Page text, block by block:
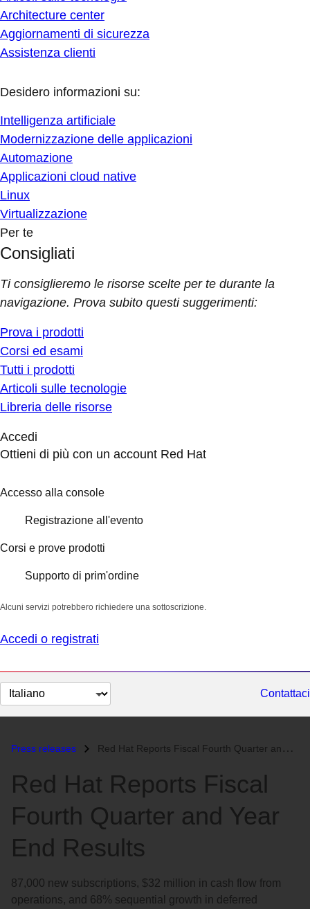
Architecture center
Aggiornamenti di sicurezza
Assistenza clienti
Desidero informazioni su:
Intelligenza artificiale
Modernizzazione delle applicazioni
Automazione
Applicazioni cloud native
Linux
Virtualizzazione
Per te
Consigliati
Ti consiglieremo le risorse scelte per te durante la
navigazione. Prova subito questi suggerimenti:
Prova i prodotti
Corsi ed esami
Tutti i prodotti
Articoli sulle tecnologie
Libreria delle risorse
Accedi
Ottieni di più con un account Red Hat
Accesso alla console
Registrazione all'evento
Corsi e prove prodotti
Supporto di prim'ordine
Alcuni servizi potrebbero richiedere una sottoscrizione.
Accedi o registrati
Cambia
lingua
Contattaci
Press releases Red Hat Reports Fiscal Fourth Quarter and Year End Results...
Red Hat Reports Fiscal
Fourth Quarter and Year
End Results
87,000 new subscriptions, $32 million in cash flow from
operations, and 68% sequential growth in deferred